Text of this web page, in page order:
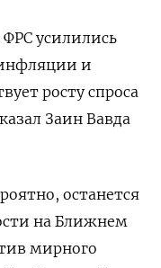
усилились
и
росту спроса
Заин Вавда
останется
‍на Ближнем
мирного